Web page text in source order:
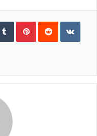
TumblrPinterestReddit